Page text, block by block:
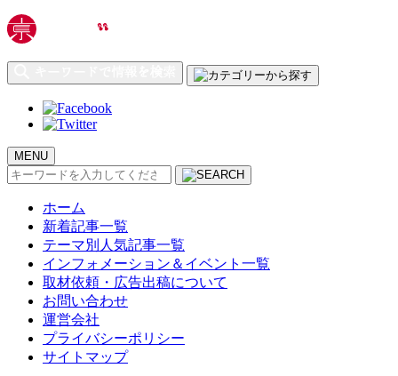
MENU
検
ホーム
新着記事一覧
テーマ別人気記事一覧
インフォメーション＆イベント一覧
取材依頼・広告出稿について
お問い合わせ
運営会社
プライバシーポリシー
サイトマップ